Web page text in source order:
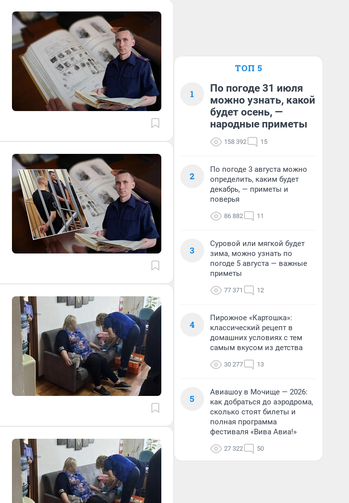
ТОП 5
1
По погоде 31 июля
можно узнать, какой
будет осень, —
народные приметы
158 392 15
2
По погоде 3 августа можно
определить, каким будет
декабрь, — приметы и
поверья
86 882 11
3
Суровой или мягкой будет
зима, можно узнать по
погоде 5 августа — важные
приметы
77 371 12
4
Пирожное «Картошка»:
классический рецепт в
домашних условиях с тем
самым вкусом из детства
30 277 13
5
Авиашоу в Мочище — 2026:
как добраться до аэродрома,
сколько стоят билеты и
полная программа
фестиваля «Вива Авиа!»
27 322 50